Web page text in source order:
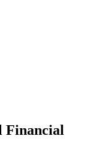
Financial